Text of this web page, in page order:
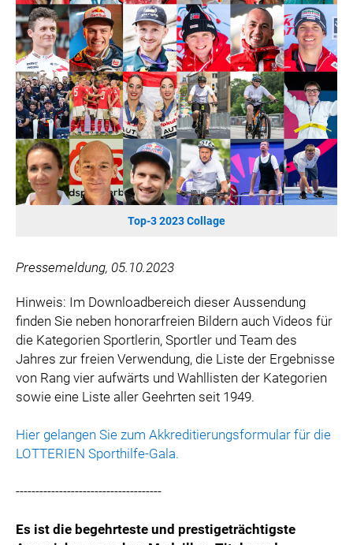
ALFIES
HANNERSBERG
WILHELM-EXNER-MEDAILLEN STIFTUNG
ADMIRAL SPORTWETTEN
EWP RECYCLING PFAND ÖSTERREICH
ANNEMARIE CHARITY
IMPERIAL MARKETS
TRÄGERVEREIN EINWEGPFAND
SPECIAL OLYMPICS ÖSTERREICH
LOGOS
PRESSEKONTAKT
Top-3 2023 Collage
Pressemeldung, 05.10.2023
Hinweis: Im Downloadbereich dieser Aussendung
finden Sie neben honorarfreien Bildern auch Videos für
die Kategorien Sportlerin, Sportler und Team des
Jahres zur freien Verwendung, die Liste der Ergebnisse
von Rang vier aufwärts und Wahllisten der Kategorien
sowie eine Liste aller Geehrten seit 1949.
Hier gelangen Sie zum Akkreditierungsformular für die
LOTTERIEN Sporthilfe-Gala.
-------------------------------------
Es ist die begehrteste und prestigeträchtigste